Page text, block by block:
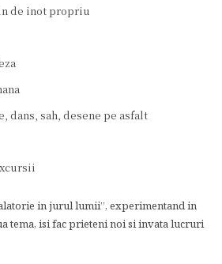
de inot propriu
dans, sah, desene pe asfalt
in jurul lumii”, experimentand in
tema, isi fac prieteni noi si invata lucruri